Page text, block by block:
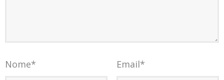
Nome* Email*